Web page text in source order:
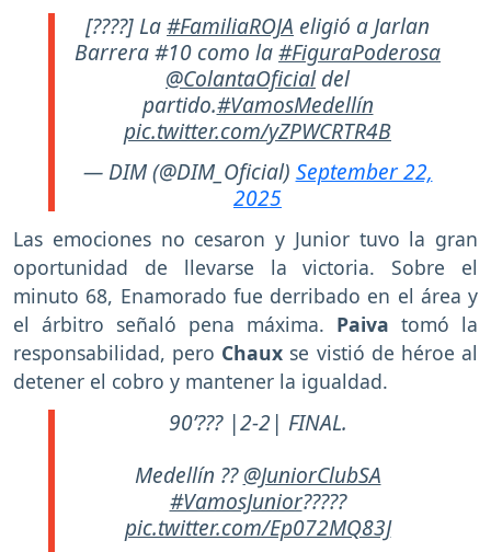
[????] La#FamiliaROJA eligió a Jarlan
Barrera #10 como la#FiguraPoderosa
@ColantaOficialdel
partido.#VamosMedellín
pic.twitter.com/yZPWCRTR4B
— DIM (@DIM_Oficial) September 22,
2025
Las emociones no cesaron y Junior tuvo la gran
oportunidad de llevarse la victoria. Sobre el
minuto 68, Enamorado fue derribado en el área y
el árbitro señaló pena máxima. Paiva tomó la
responsabilidad, pero Chaux se vistió de héroe al
detener el cobro y mantener la igualdad.
90’??? |2-2| FINAL.
Medellín ??@JuniorClubSA
#VamosJunior?????
pic.twitter.com/Ep072MQ83J